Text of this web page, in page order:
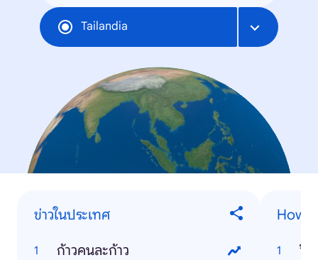
Tailandia
ข่าวในประเทศ
ก้าวคนละก้าว
How-
วิ